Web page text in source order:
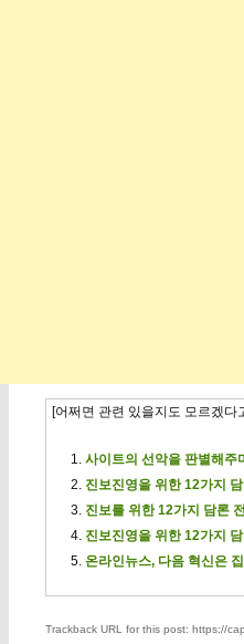
[어쩌면 관련 있을지도 모르겠다
사이트의 선악을 판별해주
진보진영을 위한 12가지
진보를 위한 12가지 담론
진보진영을 위한 12가지
온라인뉴스, 다음 혁신은
Trackback URL for this post: https://